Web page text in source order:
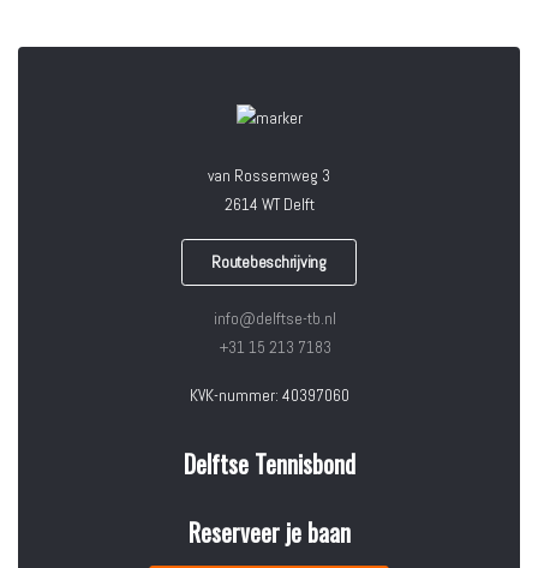
van Rossemweg 3
2614 WT Delft
Routebeschrijving
info@delftse-tb.nl
+31 15 213 7183
KVK-nummer: 40397060
Delftse Tennisbond
Reserveer je baan